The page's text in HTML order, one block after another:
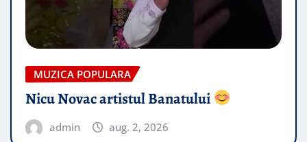
MUZICA POPULARA
Nicu Novac artistul Banatului
admin aug. 2, 2026